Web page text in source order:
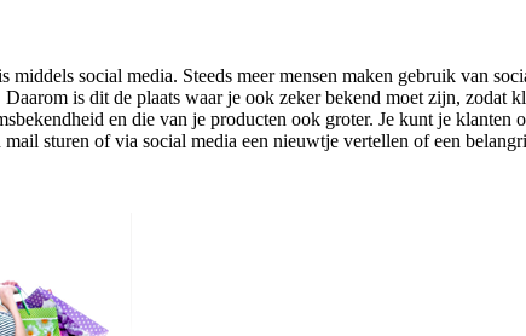
social media. Steeds meer mensen maken gebruik van
is dit de plaats waar je ook zeker bekend moet zijn, zodat
en die van je producten ook groter. Je kunt je
sturen of via social media een nieuwtje vertellen of een